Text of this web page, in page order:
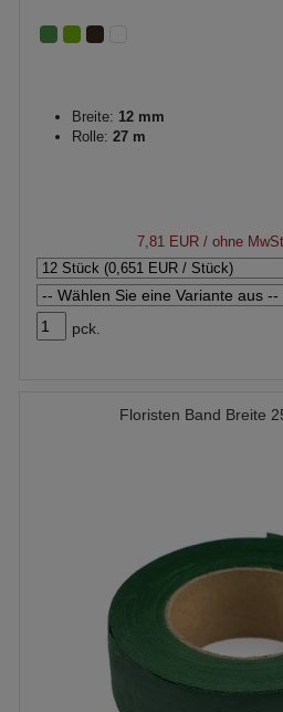
Breite: 12 mm
Rolle: 27 m
7,81 EUR/ ohne
pck.
Floristen Band Breite